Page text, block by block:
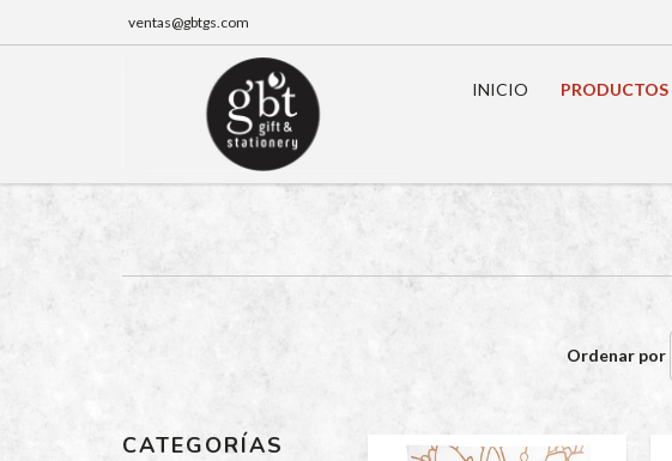
ventas@gbtgs.com
INICIO PRODUCTOS
Ordenar por
CATEGORÍAS